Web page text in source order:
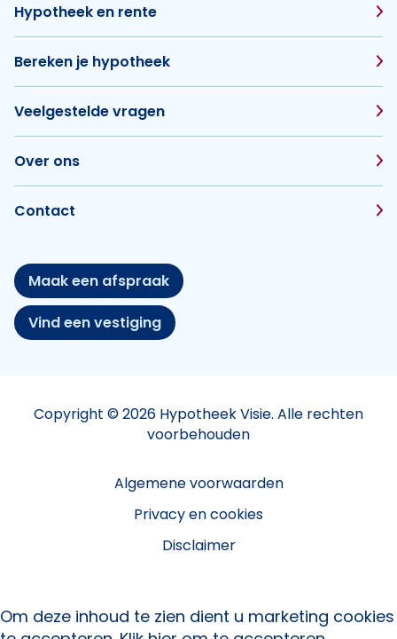
Hypotheek en rente
Bereken je hypotheek
Veelgestelde vragen
Over ons
Contact
Maak een afspraak
Vind een vestiging
Copyright © 2026 Hypotheek Visie. Alle rechten
voorbehouden
Algemene voorwaarden
Privacy en cookies
Disclaimer
Om deze inhoud te zien dient u marketing cookies